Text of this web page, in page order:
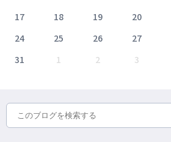
17
18 19 20
24
25 26 27
31
1 2 3